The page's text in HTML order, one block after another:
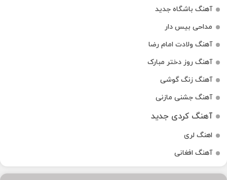
آهنگ باشگاه جدید
مداحی بیس دار
آهنگ ولادت امام رضا
آهنگ روز دختر مبارک
آهنگ زنگ گوشی
آهنگ جشنی مازنی
آهنگ کردی جدید
اهنگ لری
آهنگ افغانی